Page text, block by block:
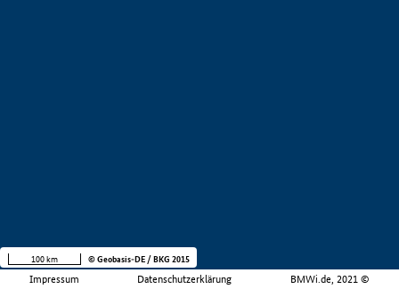
Impressum Datenschutzerklärung BMWi.de, 2021 ©
100 km © Geobasis-DE / BKG 2015